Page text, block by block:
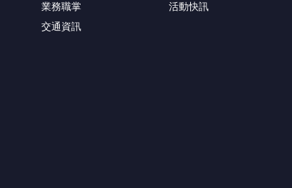
業務職掌
交通資訊
活動快訊